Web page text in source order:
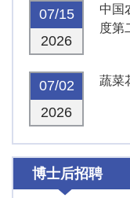
07/15
2026
中国
度第
07/02
2026
蔬菜
博士后招聘